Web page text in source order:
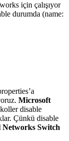
için çalışıyor
durumda (name:
Microsoft
disable
Çünkü disable
Switch